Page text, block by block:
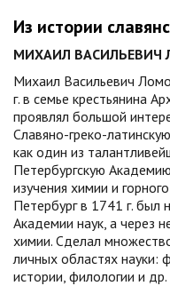
Из истории
МИХАИЛ ВАСИЛЬЕВИЧ
Михаил Васильевич
г. в семье крестьянина
проявлял большой
Славяно-греко-
как один из
Петербургскую
изучения химии и
Петербург в 1741 г.
Академии наук, а через
химии. Сделал
личных областях науки:
истории, филологии и др.